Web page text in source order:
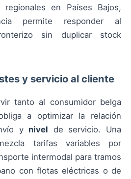
en Países Bajos,
permite responder al
sin duplicar stock
y servicio al cliente
tanto al consumidor belga
a optimizar la relación
y nivel de servicio. Una
tarifas variables por
intermodal para tramos
con flotas eléctricas o de